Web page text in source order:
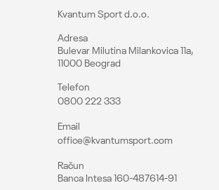
Kvantum Sport d.o.o.
Adresa
Bulevar Milutina Milankovica 11a,
11000 Beograd
Telefon
0800 222 333
Email
office@kvantumsport.com
Račun
Banca Intesa 160-487614-91